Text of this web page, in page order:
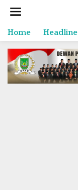
Home Headline